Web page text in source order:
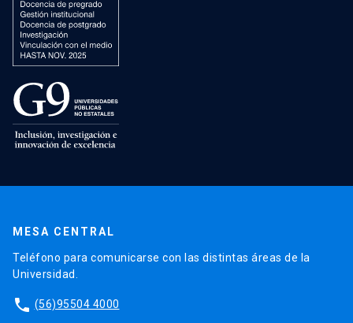
MESA CENTRAL
Teléfono para comunicarse con las distintas áreas de la
Universidad.
phone (56)95504 4000